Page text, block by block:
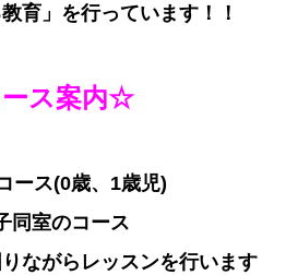
育」を行っています！！
ス案内☆
ース(0歳、1歳児)
同室のコース
ながらレッスンを行います